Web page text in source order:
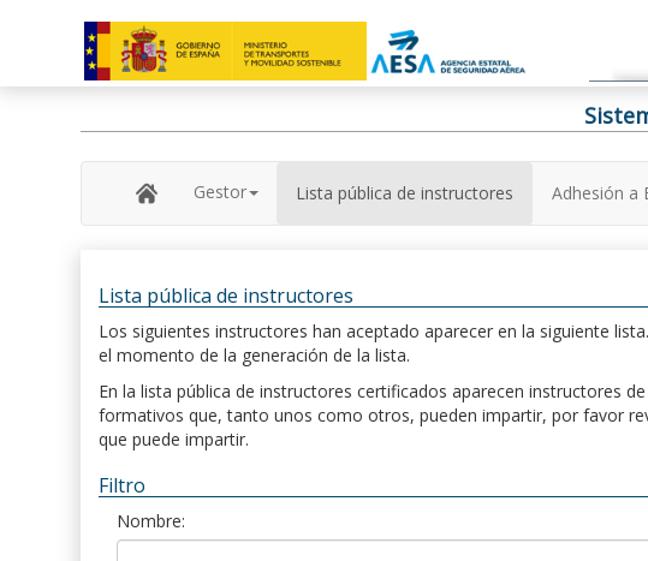
Gestor Lista pública de instructores Adhesión a
Lista pública de instructores
Los siguientes instructores han aceptado aparecer en la siguiente
el momento de la generación de la lista.
En la lista pública de instructores certificados aparecen instructores
formativos que, tanto unos como otros, pueden impartir, por favor
que puede impartir.
Filtro
Nombre: